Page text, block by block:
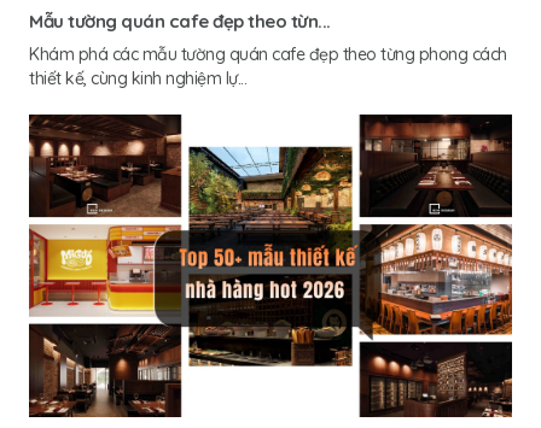
Mẫu tường quán cafe đẹp theo từn...
Khám phá các mẫu tường quán cafe đẹp theo từng phong cách
thiết kế, cùng kinh nghiệm lự...